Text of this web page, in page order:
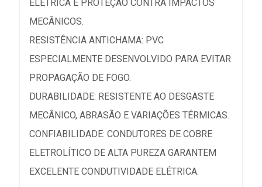
ELÉTRICA E PROTEÇÃO CONTRA IMPACTOS
MECÂNICOS.
RESISTÊNCIA ANTICHAMA: PVC
ESPECIALMENTE DESENVOLVIDO PARA EVITAR
PROPAGAÇÃO DE FOGO.
DURABILIDADE: RESISTENTE AO DESGASTE
MECÂNICO, ABRASÃO E VARIAÇÕES TÉRMICAS.
CONFIABILIDADE: CONDUTORES DE COBRE
ELETROLÍTICO DE ALTA PUREZA GARANTEM
EXCELENTE CONDUTIVIDADE ELÉTRICA.